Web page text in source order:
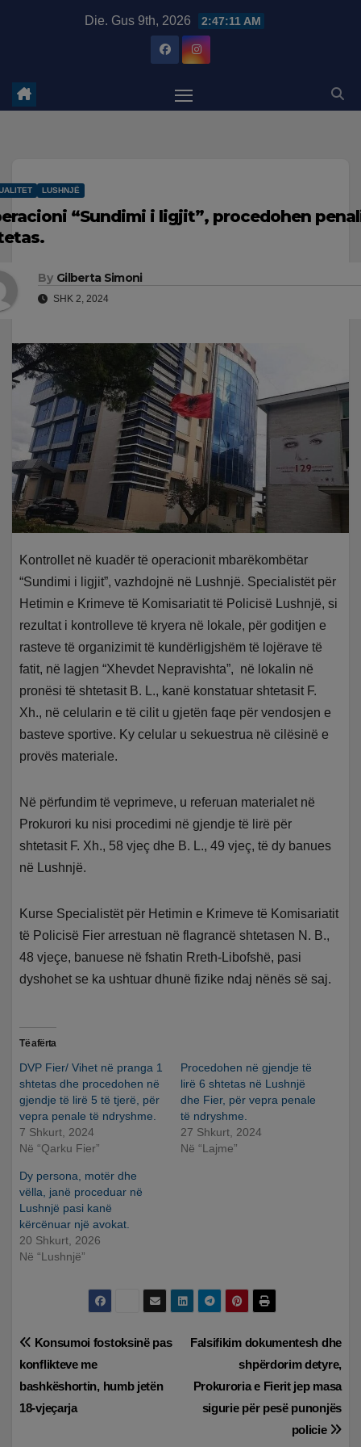
Die. Gus 9th, 2026 2:47:12 AM
LUSHNJË
“Sundimi i ligjit”, procedohen
By Gilberta Simoni
SHK 2, 2024
Kontrollet në kuadër të operacionit mbarëkombëtar
“Sundimi i ligjit”, vazhdojnë në Lushnjë. Specialistët për
Hetimin e Krimeve të Komisariatit të Policisë Lushnjë, si
rezultat i kontrolleve të kryera në lokale, për goditjen e
rasteve të organizimit të kundërligjshëm të lojërave të
fatit, në lagjen “Xhevdet Nepravishta”, në lokalin në
pronësi të shtetasit B. L., kanë konstatuar shtetasit F.
Xh., në celularin e të cilit u gjetën faqe për vendosjen e
basteve sportive. Ky celular u sekuestrua në cilësinë e
provës materiale.
Në përfundim të veprimeve, u referuan materialet në
Prokurori ku nisi procedimi në gjendje të lirë për
shtetasit F. Xh., 58 vjeç dhe B. L., 49 vjeç, të dy banues
në Lushnjë.
Kurse Specialistët për Hetimin e Krimeve të Komisariatit
të Policisë Fier arrestuan në flagrancë shtetasen N. B.,
48 vjeçe, banuese në fshatin Rreth-Libofshë, pasi
dyshohet se ka ushtuar dhunë fizike ndaj nënës së saj.
Të afërta
DVP Fier/ Vihet në pranga 1
shtetas dhe procedohen në
gjendje të lirë 5 të tjerë, për
vepra penale të ndryshme.
7 Shkurt, 2024
Në “Qarku Fier”
Procedohen në gjendje të
lirë 6 shtetas në Lushnjë
dhe Fier, për vepra penale
të ndryshme.
27 Shkurt, 2024
Në “Lajme”
Dy persona, motër dhe
vëlla, janë proceduar në
Lushnjë pasi kanë
kërcënuar një avokat.
20 Shkurt, 2026
Në “Lushnjë”
Lëvizje
te
postimet
Falsifikim dokumentesh dhe
shpërdorim detyre,
Prokuroria e Fierit jep masa
sigurie për pesë punonjës
policie
Konsumoi fostoksinë pas
konflikteve me
bashkëshortin, humb jetën
18-vjeçarja